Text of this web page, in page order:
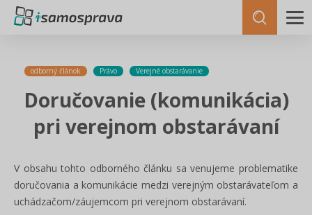
odborný článok Právo Verejné obstarávanie
Doručovanie (komunikácia)
pri verejnom obstarávaní
V obsahu tohto odborného článku sa venujeme problematike
doručovania a komunikácie medzi verejným obstarávateľom a
uchádzačom/záujemcom pri verejnom obstarávaní.